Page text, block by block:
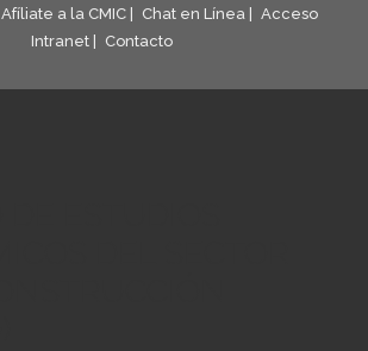
Afíliate a la CMIC | Chat en Línea |
Acceso
Intranet |
Contacto